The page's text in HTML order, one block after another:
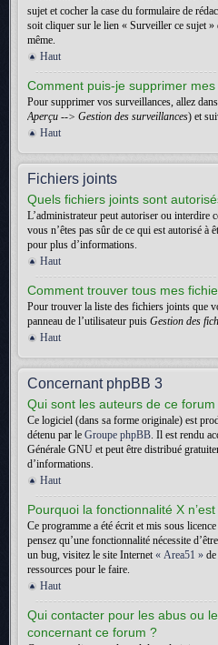
sujet et cocher la case du formulaire de
soit cliquer sur le lien « Surveiller ce sujet
même.
Haut
Comment puis-je supprimer
Pour supprimer vos surveillances, allez
Aperçu --> Gestion des surveillances) et
Haut
Fichiers joints
Quels fichiers joints sont
L’administrateur peut autoriser ou interdire
vous n’êtes pas sûr de ce qui est autorisé à
pour plus d’informations.
Haut
Comment trouver tous mes
Pour trouver la liste des fichiers joints que
panneau de l’utilisateur puis Gestion des
Haut
Concernant phpBB 3
Qui sont les auteurs de ce forum
Ce logiciel (dans sa forme originale) est
détenu par le Groupe phpBB. Il est rendu
Générale GNU et peut être distribué
d’informations.
Haut
Pourquoi la fonctionnalité X
Ce programme a été écrit et mis sous
pensez qu’une fonctionnalité nécessite
un bug, visitez le site Internet« Area51 »
ressources pour le faire.
Haut
Qui contacter pour les abus ou
concernant ce forum ?